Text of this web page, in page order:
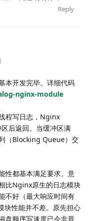
Reply
本开发完毕。详细代码
nginx-module
程写日志，Nginx
后返回。当缓冲区满
（Blocking Queue）交
性都基本满足要求。意
比Nginx原生的日志模块
不好（最大响应时间有
块性能并不差。原先担心
盘顺序写速度已今非昔